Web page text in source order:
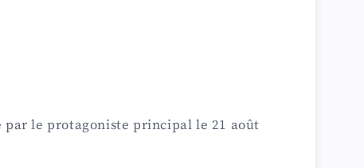
par le protagoniste principal le 21 août